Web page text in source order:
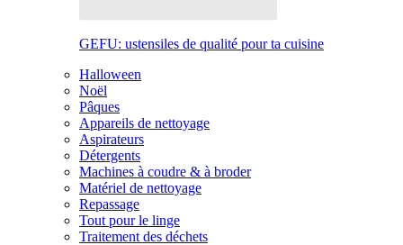
GEFU: ustensiles de qualité pour ta cuisine
Halloween
Noël
Pâques
Appareils de nettoyage
Aspirateurs
Détergents
Machines à coudre & à broder
Matériel de nettoyage
Repassage
Tout pour le linge
Traitement des déchets